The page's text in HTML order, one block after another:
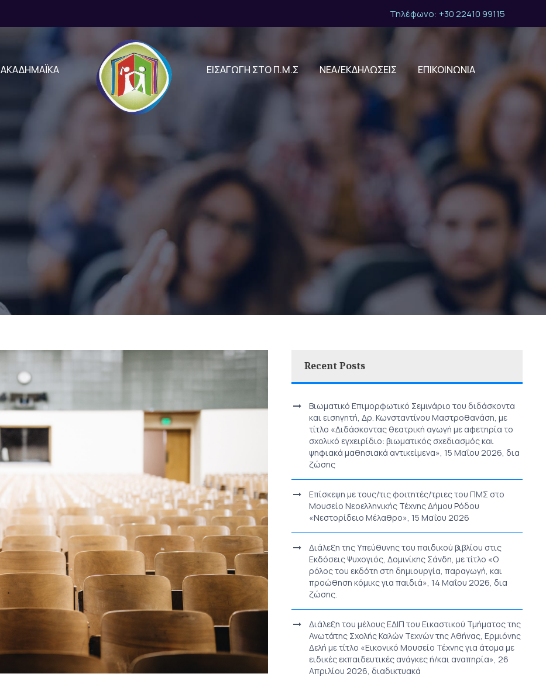
Τηλέφωνο: +30 22410 99115
ΑΚΑΔΗΜΑΪΚΑ ΕΙΣΑΓΩΓΗ ΣΤΟ Π.Μ.Σ ΝΕΑ/ΕΚΔΗΛΩΣΕΙΣ ΕΠΙΚΟΙΝΩΝΙΑ
Recent Posts
Βιωματικό Επιμορφωτικό Σεμινάριο του διδάσκοντα
και εισηγητή, Δρ. Κωνσταντίνου Μαστροθανάση, με
τίτλο «Διδάσκοντας θεατρική αγωγή με αφετηρία το
σχολικό εγχειρίδιο: βιωματικός σχεδιασμός και
ψηφιακά μαθησιακά αντικείμενα», 15 Μαΐου 2026, δια
ζώσης
Επίσκεψη με τους/τις φοιτητές/τριες του ΠΜΣ στο
Μουσείο Νεοελληνικής Τέχνης Δήμου Ρόδου
«Νεστορίδειο Μέλαθρο», 15 Μαΐου 2026
Διάλεξη της Υπεύθυνης του παιδικού βιβλίου στις
Εκδόσεις Ψυχογιός, Δομινίκης Σάνδη, με τίτλο «Ο
ρόλος του εκδότη στη δημιουργία, παραγωγή, και
προώθηση κόμικς για παιδιά», 14 Μαΐου 2026, δια
ζώσης.
Διάλεξη του μέλους ΕΔΙΠ του Εικαστικού Τμήματος της
Ανωτάτης Σχολής Καλών Τεχνών της Αθήνας, Ερμιόνης
Δελή με τίτλο «Εικονικό Μουσείο Τέχνης για άτομα με
ειδικές εκπαιδευτικές ανάγκες ή/και αναπηρία», 26
Απριλίου 2026, διαδικτυακά